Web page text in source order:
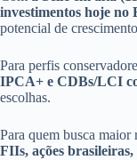
investimentos hoje no
potencial de
Para perfis
IPCA+ e CDBs/LCI
escolhas.
Para quem busca maior
FIIs, ações